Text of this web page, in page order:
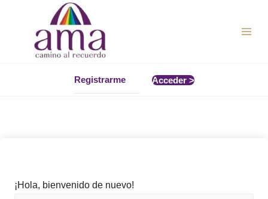
contenido
Registrarme Acceder >
¡Hola, bienvenido de nuevo!